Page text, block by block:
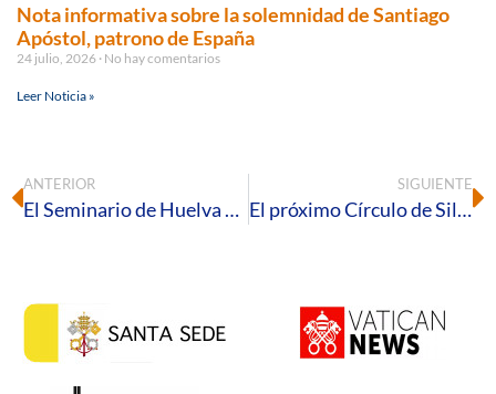
Nota informativa sobre la solemnidad de Santiago
Apóstol, patrono de España
24 julio, 2026 No hay comentarios
Leer Noticia »
ANTERIOR
El Seminario de Huelva acogió el IV Retiro para matrimonios de Proyecto Amor Conyugal
SIGUIENTE
El próximo Círculo de Silencio de Huelva reivindicará la realidad de la «Mujer Migrante»